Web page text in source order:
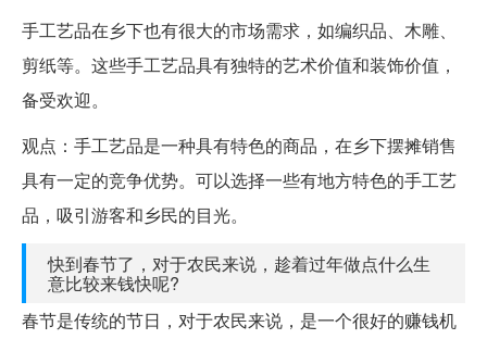
手工艺品在乡下也有很大的市场需求，如编织品、木雕、
剪纸等。这些手工艺品具有独特的艺术价值和装饰价值，
备受欢迎。
观点：手工艺品是一种具有特色的商品，在乡下摆摊销售
具有一定的竞争优势。可以选择一些有地方特色的手工艺
品，吸引游客和乡民的目光。
快到春节了，对于农民来说，趁着过年做点什么生
意比较来钱快呢?
春节是传统的节日，对于农民来说，是一个很好的赚钱机